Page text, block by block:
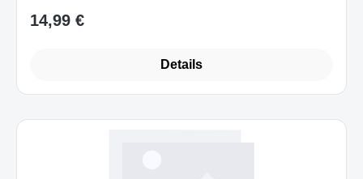
Regulärer Preis:
14,99 €
Details